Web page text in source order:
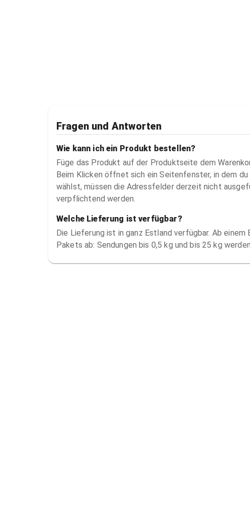
Fragen und Antworten
Wie kann ich ein Produkt bestellen?
Füge das Produkt auf der Produktseite dem
Beim Klicken öffnet sich ein Seitenfenster, in dem
wählst, müssen die Adressfelder derzeit nicht
verpflichtend werden.
Welche Lieferung ist verfügbar?
Die Lieferung ist in ganz Estland verfügbar. Ab
Pakets ab: Sendungen bis 0,5 kg und bis 25 kg